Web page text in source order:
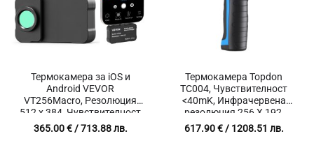
Термокамера за iOS и
Android VEVOR
VT256Macro, Резолюция
512 х 384, Чувствителност
≤40 mK, Честота на
опресняване 25 Hz за
365.00€/ 713.88 лв.
Термокамера Topdon
TC004, Чувствителност
<40mK, Инфрачервена
резолюция 256 X 192,
Температурен диапазон
-20℃～550℃
617.90€/ 1208.51 лв.